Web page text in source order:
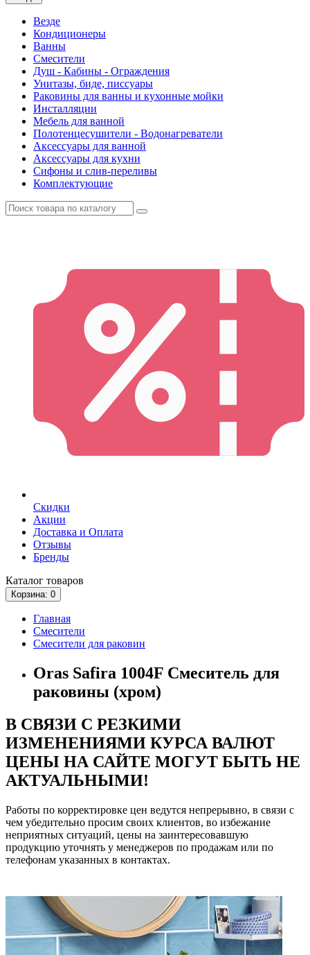
Везде
Кондиционеры
Ванны
Смесители
Душ - Кабины - Ограждения
Унитазы, биде, писсуары
Раковины для ванны и кухонные мойки
Инсталляции
Мебель для ванной
Полотенцесушители - Водонагреватели
Аксессуары для ванной
Аксессуары для кухни
Сифоны и слив-переливы
Комплектующие
Скидки
Акции
Доставка и Оплата
Отзывы
Бренды
Каталог товаров
Корзина: 0
Главная
Смесители
Смесители для раковин
Oras Safira 1004F Смеситель для
раковины (хром)
В СВЯЗИ С РЕЗКИМИ
ИЗМЕНЕНИЯМИ КУРСА ВАЛЮТ
ЦЕНЫ НА САЙТЕ МОГУТ БЫТЬ НЕ
АКТУАЛЬНЫМИ!
Работы по корректировке цен ведутся непрерывно, в связи с
чем убедительно просим своих клиентов, во избежание
неприятных ситуаций, цены на заинтересовавшую
продукцию уточнять у менеджеров по продажам или по
телефонам указанных в контактах.